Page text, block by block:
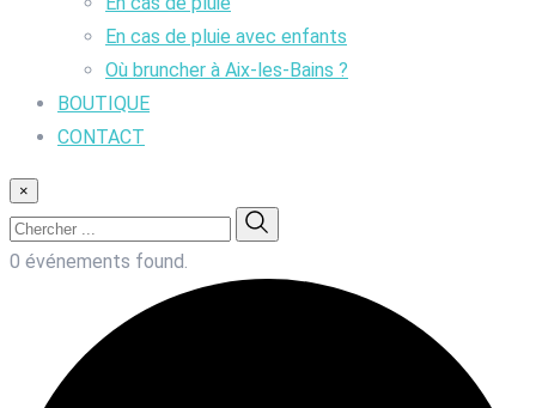
En cas de pluie avec enfants
Où bruncher à Aix-les-Bains ?
BOUTIQUE
CONTACT
×
0 événements found.